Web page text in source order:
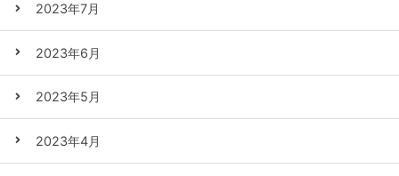
2023年7月
2023年6月
2023年5月
2023年4月